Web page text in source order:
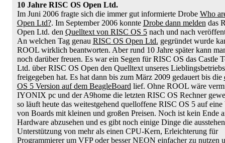
10 Jahre RISC OS Open Ltd.
Im Juni 2006 fragte sich die immer gut informierte Drobe Who
Open Ltd?. Im September 2006 konnte Drobe dann melden das
Open Ltd. den Quelltext von RISC OS 5nach und nach
An welchen Tag genau RISC OS Open Ltd. gegründet wurde
ROOL wirklich beantworten. Aber rund 10 Jahre später kann
noch darüber freuen. Es war ein Segen für RISC OS das Castle
Ltd. über RISC OS Open den Quelltext unseres
freigegeben hat. Es hat dann bis zum März 2009 gedauert bis die
OS 5 Version auf dem BeagleBoard lief. Ohne ROOL wäre
IYONIX pc und der A9home die letzten RISC OS Rechner
so läuft heute das weitestgehend quelloffene RISC OS 5 auf
von Boards mit kleinen und großen Preisen. Noch ist kein Ende
Hardware abzusehen und es gibt noch einige Dinge die
Unterstützung von mehr als einen CPU-Kern, Erleichterung für
Programmierer um VFP oder besser NEON einfacher zu nutzen